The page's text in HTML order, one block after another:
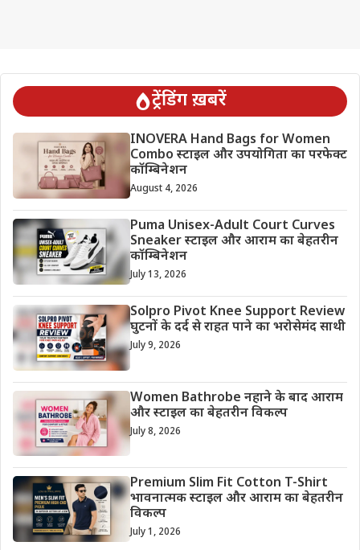
ट्रेंडिंग ख़बरें
INOVERA Hand Bags for Women
Combo स्टाइल और उपयोगिता का परफेक्ट
कॉम्बिनेशन
August 4, 2026
Puma Unisex-Adult Court Curves
Sneaker स्टाइल और आराम का बेहतरीन
कॉम्बिनेशन
July 13, 2026
Solpro Pivot Knee Support Review
घुटनों के दर्द से राहत पाने का भरोसेमंद साथी
July 9, 2026
Women Bathrobe नहाने के बाद आराम
और स्टाइल का बेहतरीन विकल्प
July 8, 2026
Premium Slim Fit Cotton T-Shirt
भावनात्मक स्टाइल और आराम का बेहतरीन
विकल्प
July 1, 2026